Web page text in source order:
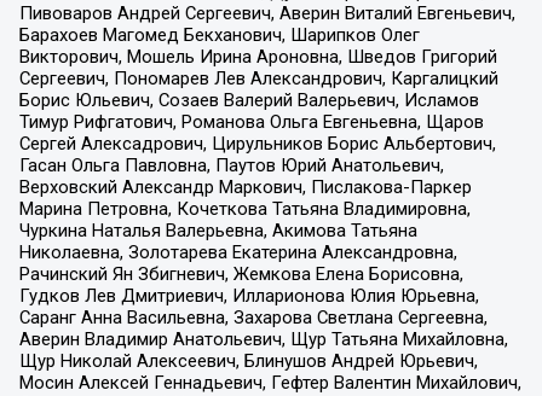
Пивоваров Андрей Сергеевич, Аверин Виталий Евгеньевич,
Барахоев Магомед Бекханович, Шарипков Олег
Викторович, Мошель Ирина Ароновна, Шведов Григорий
Сергеевич, Пономарев Лев Александрович, Каргалицкий
Борис Юльевич, Созаев Валерий Валерьевич, Исламов
Тимур Рифгатович, Романова Ольга Евгеньевна, Щаров
Сергей Алексадрович, Цирульников Борис Альбертович,
Гасан Ольга Павловна, Паутов Юрий Анатольевич,
Верховский Александр Маркович, Пислакова-Паркер
Марина Петровна, Кочеткова Татьяна Владимировна,
Чуркина Наталья Валерьевна, Акимова Татьяна
Николаевна, Золотарева Екатерина Александровна,
Рачинский Ян Збигневич, Жемкова Елена Борисовна,
Гудков Лев Дмитриевич, Илларионова Юлия Юрьевна,
Саранг Анна Васильевна, Захарова Светлана Сергеевна,
Аверин Владимир Анатольевич, Щур Татьяна Михайловна,
Щур Николай Алексеевич, Блинушов Андрей Юрьевич,
Мосин Алексей Геннадьевич, Гефтер Валентин Михайлович,